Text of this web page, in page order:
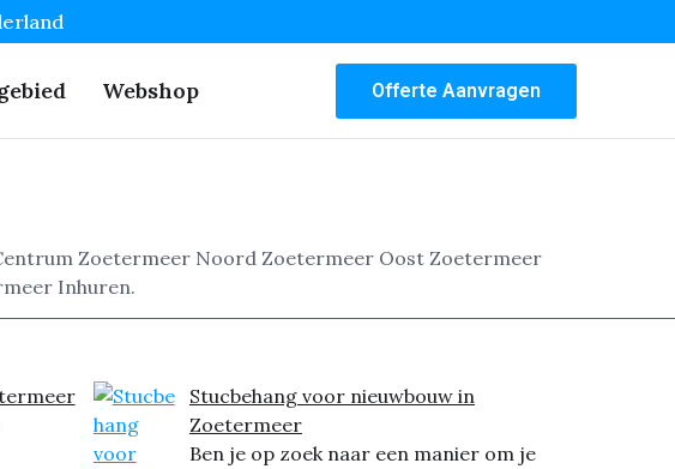
Webshop Offerte Aanvragen
Zoetermeer Noord Zoetermeer Oost Zoetermeer
Inhuren.
Stucbehang voor nieuwbouw in
Zoetermeer
Ben je op zoek naar een manier om je